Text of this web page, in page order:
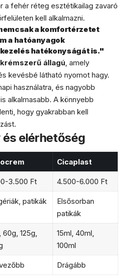
a fehér réteg esztétikailag zavaró
kell alkalmazni.
a komfortérzetet
a hatóanyagok
hatékonyságát is."
állagú, amely
kevésbé látható nyomot hagy.
használatra, és nagyobb
alkalmasabb. A könnyebb
hogy gyakrabban kell
elérhetőség
Cicaplast
3.500 Ft 4.500-6.000 Ft
patikák
Elsősorban
patikák
60g, 125g,
15ml, 40ml,
100ml
Drágább